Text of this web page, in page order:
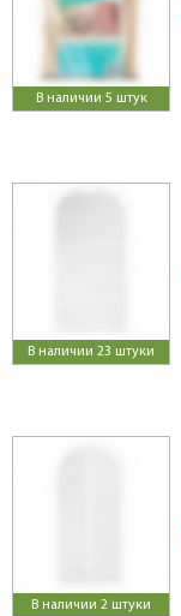
В наличии 5 штук
В наличии 23 штуки
В наличии 2 штуки